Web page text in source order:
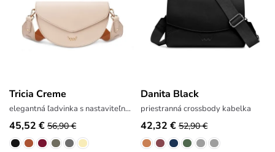
Tricia Creme
elegantná ľadvinka s nastaviteľným popruhom
45,52 € 56,90 €
Danita Black
priestranná crossbody kabelka
42,32 € 52,90 €